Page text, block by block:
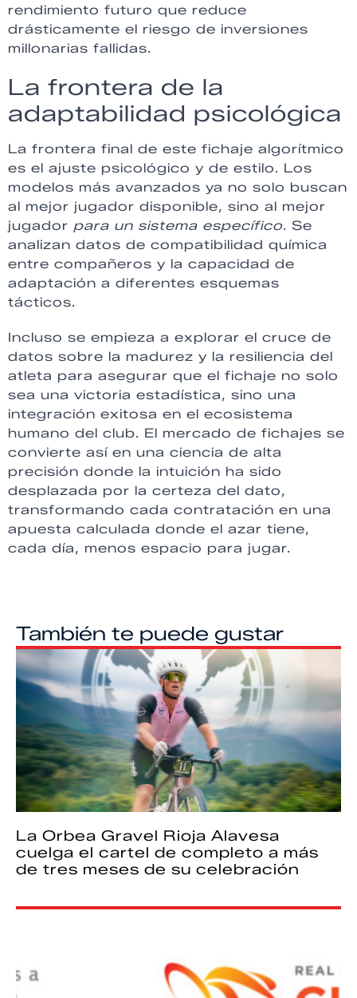
rendimiento futuro que reduce
drásticamente el riesgo de inversiones
millonarias fallidas.
La frontera de la
adaptabilidad psicológica
La frontera final de este fichaje algorítmico
es el ajuste psicológico y de estilo. Los
modelos más avanzados ya no solo buscan
al mejor jugador disponible, sino al mejor
jugador para un sistema específico. Se
analizan datos de compatibilidad química
entre compañeros y la capacidad de
adaptación a diferentes esquemas
tácticos.
Incluso se empieza a explorar el cruce de
datos sobre la madurez y la resiliencia del
atleta para asegurar que el fichaje no solo
sea una victoria estadística, sino una
integración exitosa en el ecosistema
humano del club. El mercado de fichajes se
convierte así en una ciencia de alta
precisión donde la intuición ha sido
desplazada por la certeza del dato,
transformando cada contratación en una
apuesta calculada donde el azar tiene,
cada día, menos espacio para jugar.
También te puede gustar
La Orbea Gravel Rioja Alavesa
cuelga el cartel de completo a más
de tres meses de su celebración